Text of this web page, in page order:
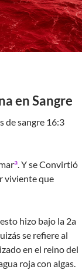
en Sangre
de sangre 16:3
a. Y se Convirtió
viviente que
hizo bajo la 2a
se refiere al
en el reino del
roja con algas.